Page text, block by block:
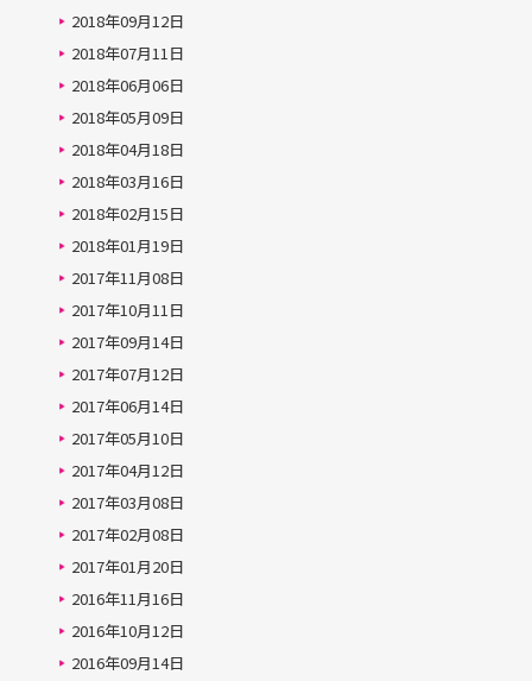
2018年09月12日
2018年07月11日
2018年06月06日
2018年05月09日
2018年04月18日
2018年03月16日
2018年02月15日
2018年01月19日
2017年11月08日
2017年10月11日
2017年09月14日
2017年07月12日
2017年06月14日
2017年05月10日
2017年04月12日
2017年03月08日
2017年02月08日
2017年01月20日
2016年11月16日
2016年10月12日
2016年09月14日